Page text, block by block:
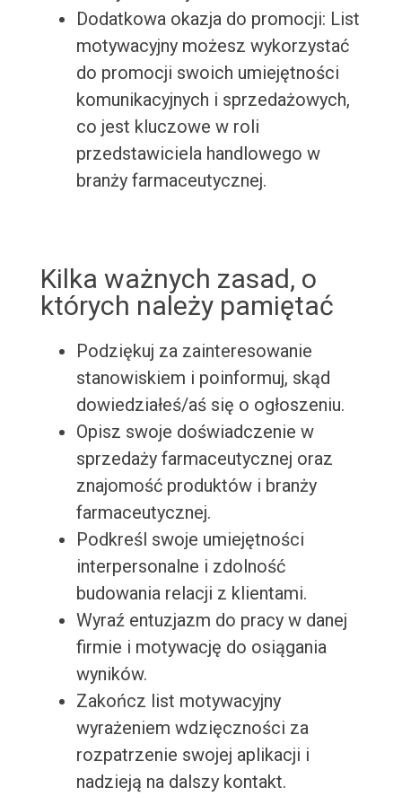
Dodatkowa okazja do promocji: List
motywacyjny możesz wykorzystać
do promocji swoich umiejętności
komunikacyjnych i sprzedażowych,
co jest kluczowe w roli
przedstawiciela handlowego w
branży farmaceutycznej.
Kilka ważnych zasad, o
których należy pamiętać
Podziękuj za zainteresowanie
stanowiskiem i poinformuj, skąd
dowiedziałeś/aś się o ogłoszeniu.
Opisz swoje doświadczenie w
sprzedaży farmaceutycznej oraz
znajomość produktów i branży
farmaceutycznej.
Podkreśl swoje umiejętności
interpersonalne i zdolność
budowania relacji z klientami.
Wyraź entuzjazm do pracy w danej
firmie i motywację do osiągania
wyników.
Zakończ list motywacyjny
wyrażeniem wdzięczności za
rozpatrzenie swojej aplikacji i
nadzieją na dalszy kontakt.